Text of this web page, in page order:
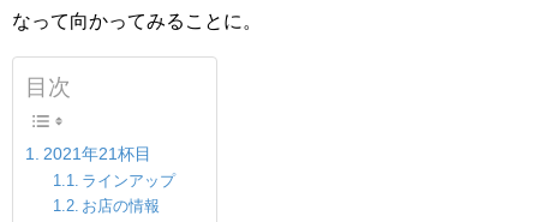
なって向かってみることに。
目次
2021年21杯目
ラインアップ
お店の情報